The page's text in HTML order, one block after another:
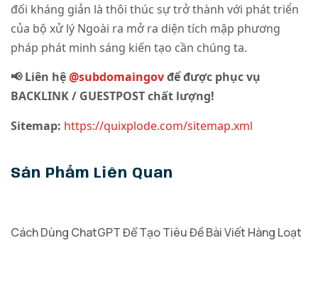
đối kháng giản là thôi thúc sự trở thành với phát triển
của bộ xử lý Ngoài ra mở ra diện tích mập phương
pháp phát minh sáng kiến tạo cần chúng ta.
📢 Liên hệ@subdomaingovđể được phục vụ
BACKLINK / GUESTPOST chất lượng!
Sitemap: https://quixplode.com/sitemap.xml
Sản Phẩm Liên Quan
Cách Dùng ChatGPT Để Tạo Tiêu Đề Bài Viết Hàng Loạt